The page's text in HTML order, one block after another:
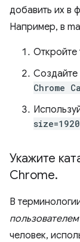
добавить их в
Например, в
Откройте
Chrome
Укажите
Chrome.
В
пользователем
человек,